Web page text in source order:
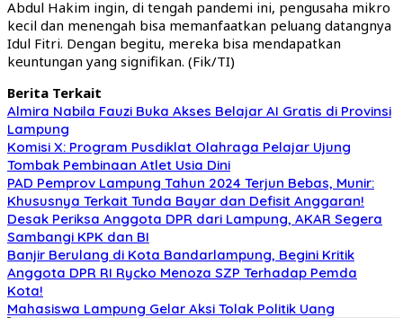
Abdul Hakim ingin, di tengah pandemi ini, pengusaha mikro
kecil dan menengah bisa memanfaatkan peluang datangnya
Idul Fitri. Dengan begitu, mereka bisa mendapatkan
keuntungan yang signifikan. (Fik/TI)
Berita Terkait
Almira Nabila Fauzi Buka Akses Belajar AI Gratis di Provinsi
Lampung
Komisi X: Program Pusdiklat Olahraga Pelajar Ujung
Tombak Pembinaan Atlet Usia Dini
PAD Pemprov Lampung Tahun 2024 Terjun Bebas, Munir:
Khususnya Terkait Tunda Bayar dan Defisit Anggaran!
Desak Periksa Anggota DPR dari Lampung, AKAR Segera
Sambangi KPK dan BI
Banjir Berulang di Kota Bandarlampung, Begini Kritik
Anggota DPR RI Rycko Menoza SZP Terhadap Pemda
Kota!
Mahasiswa Lampung Gelar Aksi Tolak Politik Uang